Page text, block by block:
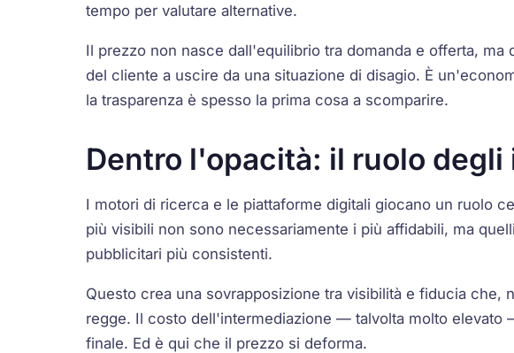
tempo per valutare alternative.
Il prezzo non nasce dall'equilibrio tra domanda e offerta, ma
del cliente a uscire da una situazione di disagio. È
la trasparenza è spesso la prima cosa a scomparire.
Dentro l'opacità: il ruolo
I motori di ricerca e le piattaforme digitali giocano un ruolo
più visibili non sono necessariamente i più affidabili, ma
pubblicitari più consistenti.
Questo crea una sovrapposizione tra visibilità e fiducia che,
regge. Il costo dell'intermediazione — talvolta molto elevato
finale. Ed è qui che il prezzo si deforma.